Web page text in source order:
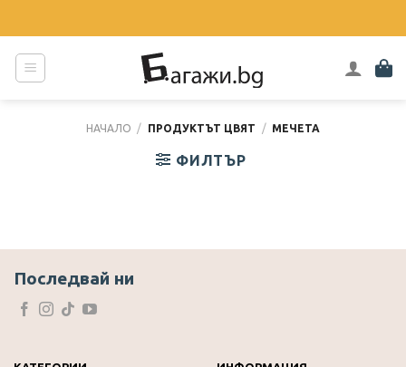
to
content
НАЧАЛО / ПРОДУКТЪТ ЦВЯТ / МЕЧЕТА
ФИЛТЪР
Последвай ни